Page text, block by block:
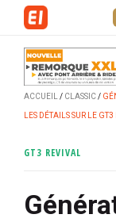
ACCUEIL CLASSIC
LES DÉTAILS SUR LE
GT3 REVIVAL